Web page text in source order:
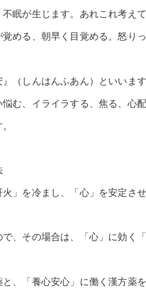
不眠が生じます。あれこれ考え
める、朝早く目覚める。怒り
（しんはんふあん）といいます
む、イライラする、焦る、心配
」を冷まし、「心」を安定さ
、その場合は、「心」に効く
、「養心安心」に働く漢方薬を